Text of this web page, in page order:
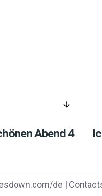
arrow_downward
Abend 4
de |